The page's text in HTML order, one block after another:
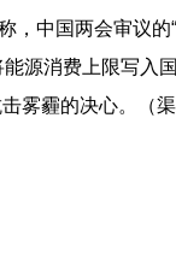
，中国两会审议的
源消费上限写入
雾霾的决心。（